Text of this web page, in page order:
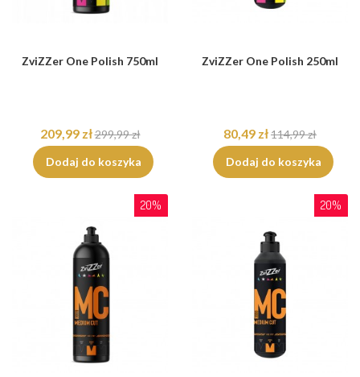
ZviZZer One Polish 750ml
209,99 zł299,99 zł
Dodaj do koszyka
ZviZZer One Polish 250ml
80,49 zł114,99 zł
Dodaj do koszyka
20% 20%